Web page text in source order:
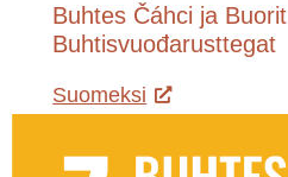
Buhtes Čáhci ja Buorit
Buhtisvuođarusttegat
Suomeksi